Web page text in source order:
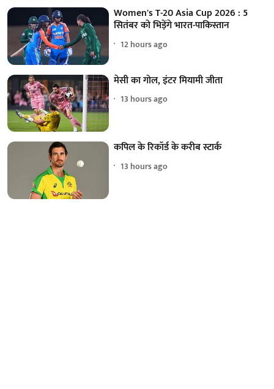
Women's T-20 Asia Cup 2026 : 5
सितंबर को भिड़ेंगे भारत-पाकिस्तान
12 hours ago
मेसी का गोल, इंटर मियामी जीता
13 hours ago
कपिल के रिकॉर्ड के करीब स्टार्क
13 hours ago